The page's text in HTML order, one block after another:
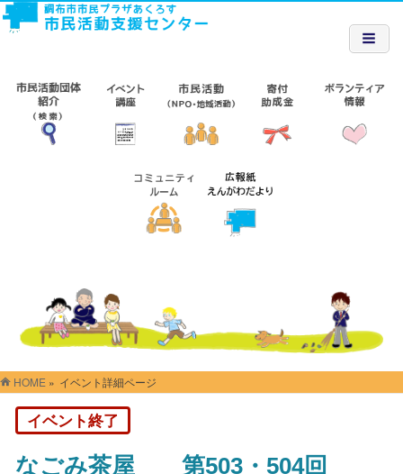
HOME » イベント詳細ページ
イベント終了
なごみ茶屋 第503・504回